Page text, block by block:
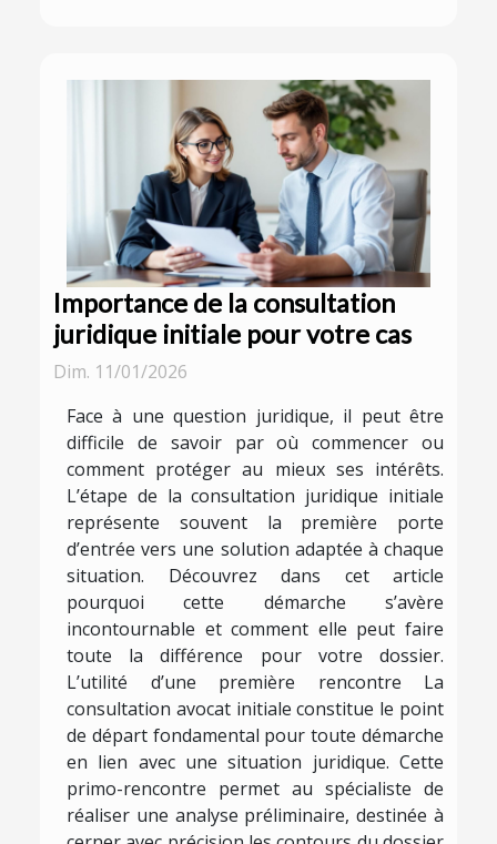
Importance de la consultation
juridique initiale pour votre cas
Dim. 11/01/2026
Face à une question juridique, il peut être
difficile de savoir par où commencer ou
comment protéger au mieux ses intérêts.
L’étape de la consultation juridique initiale
représente souvent la première porte
d’entrée vers une solution adaptée à chaque
situation. Découvrez dans cet article
pourquoi cette démarche s’avère
incontournable et comment elle peut faire
toute la différence pour votre dossier.
L’utilité d’une première rencontre La
consultation avocat initiale constitue le point
de départ fondamental pour toute démarche
en lien avec une situation juridique. Cette
primo-rencontre permet au spécialiste de
réaliser une analyse préliminaire, destinée à